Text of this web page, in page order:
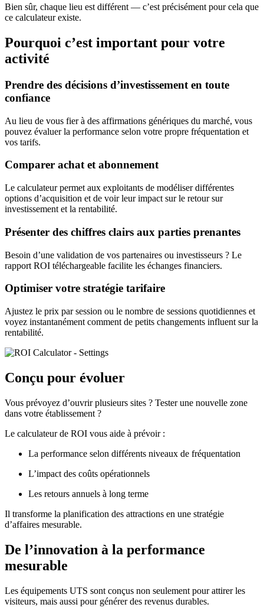
Bien sûr, chaque lieu est différent — c’est précisément pour cela que
ce calculateur existe.
Pourquoi c’est important pour votre
activité
Prendre des décisions d’investissement en toute
confiance
Au lieu de vous fier à des affirmations génériques du marché, vous
pouvez évaluer la performance selon votre propre fréquentation et
vos tarifs.
Comparer achat et abonnement
Le calculateur permet aux exploitants de modéliser différentes
options d’acquisition et de voir leur impact sur le retour sur
investissement et la rentabilité.
Présenter des chiffres clairs aux parties prenantes
Besoin d’une validation de vos partenaires ou investisseurs ? Le
rapport ROI téléchargeable facilite les échanges financiers.
Optimiser votre stratégie tarifaire
Ajustez le prix par session ou le nombre de sessions quotidiennes et
voyez instantanément comment de petits changements influent sur la
rentabilité.
Conçu pour évoluer
Vous prévoyez d’ouvrir plusieurs sites ? Tester une nouvelle zone
dans votre établissement ?
Le calculateur de ROI vous aide à prévoir :
La performance selon différents niveaux de fréquentation
L’impact des coûts opérationnels
Les retours annuels à long terme
Il transforme la planification des attractions en une stratégie
d’affaires mesurable.
De l’innovation à la performance
mesurable
Les équipements UTS sont conçus non seulement pour attirer les
visiteurs, mais aussi pour générer des revenus durables.